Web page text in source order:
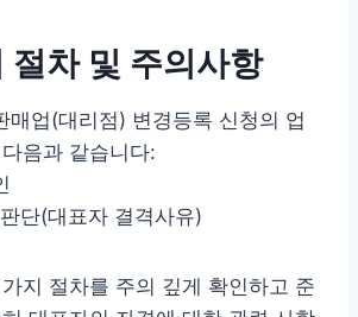
절차 및 주의사항
매업(대리점) 변경등록 신청의 업
음과 같습니다:
단(대표자 결격사유)
지 절차를 주의 깊게 확인하고 준